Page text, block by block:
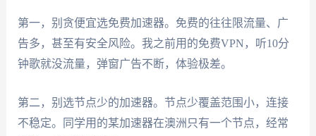
第一，别贪便宜选免费加速器。免费的往往限流量、广
告多，甚至有安全风险。我之前用的免费VPN，听10分
钟歌就没流量，弹窗广告不断，体验极差。
第二，别选节点少的加速器。节点少覆盖范围小，连接
不稳定。同学用的某加速器在澳洲只有一个节点，经常